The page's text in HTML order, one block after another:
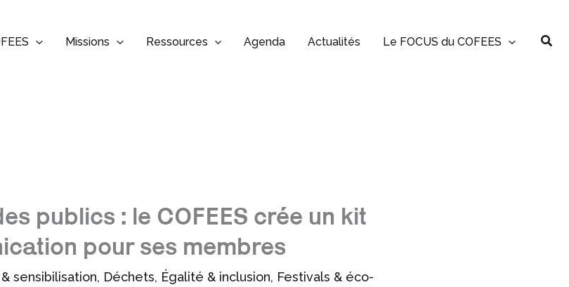
Missions Ressources Agenda Actualités Le FOCUS du COFEES
publics : le COFEES crée un kit
pour ses membres
sensibilisation, Déchets, Égalité & inclusion, Festivals & éco-